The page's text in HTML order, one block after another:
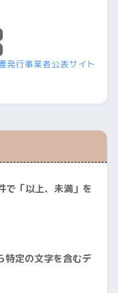
行事業者公表サイト
で「以上、未満」を
特定の文字を含むデ